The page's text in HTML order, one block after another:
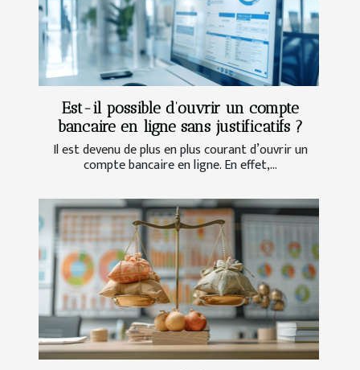
Est-il possible d’ouvrir un compte
bancaire en ligne sans justificatifs ?
Il est devenu de plus en plus courant d’ouvrir un
compte bancaire en ligne. En effet,...